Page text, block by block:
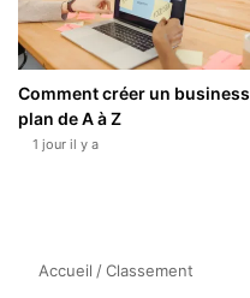
Comment créer un business
plan de A à Z
1 jour il y a